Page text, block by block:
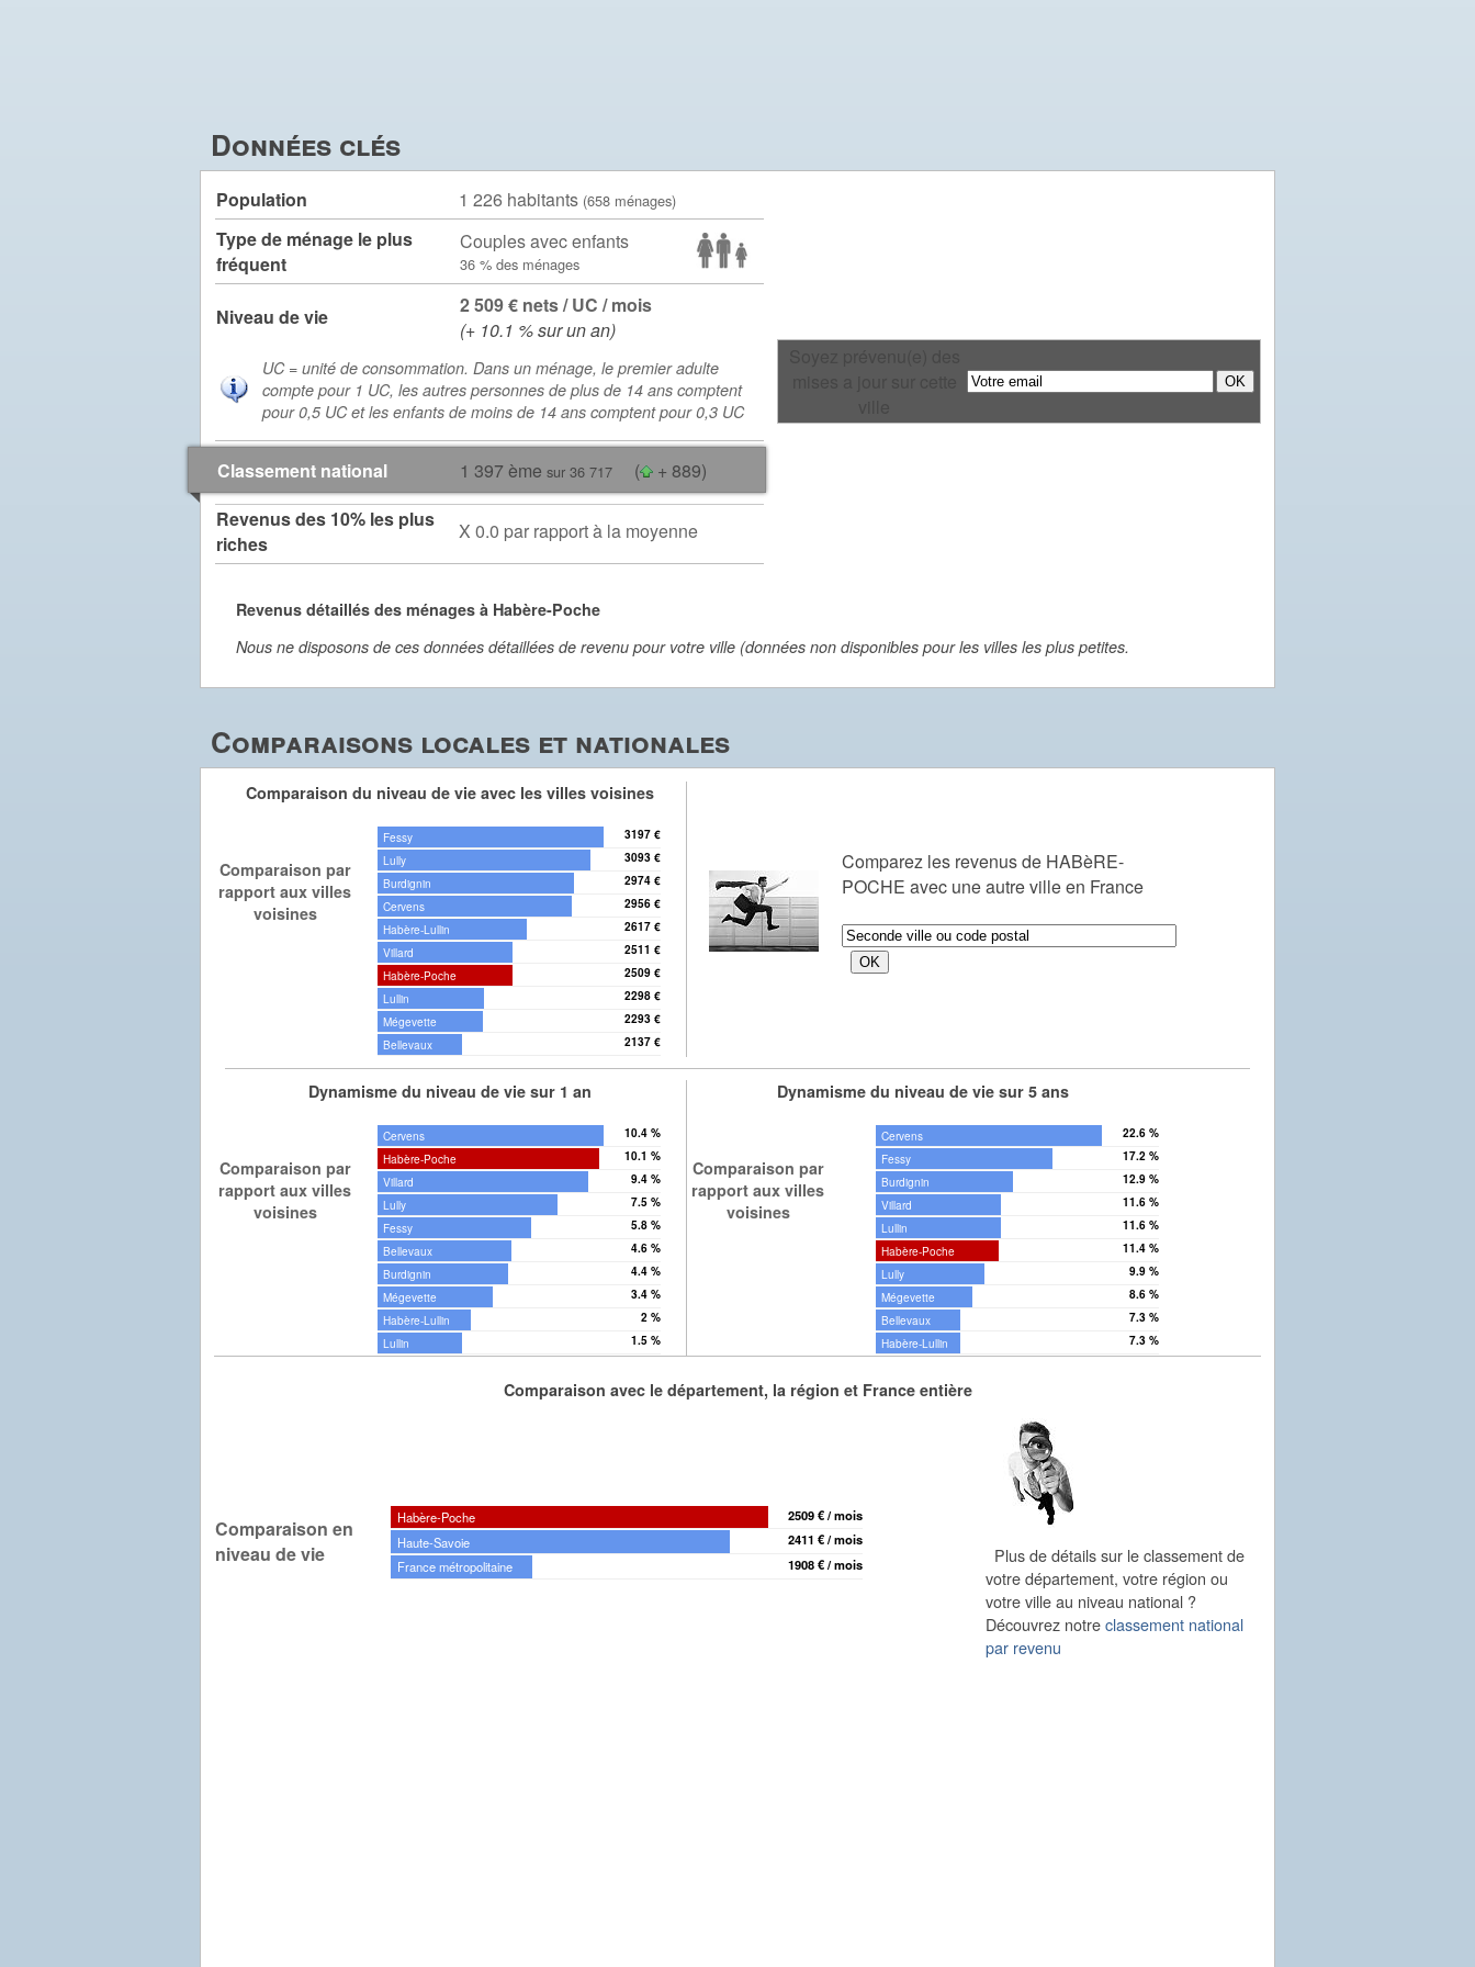
Données clés
Population 1 226 habitants (658 ménages)
Type de ménage le plus
fréquent
Couples avec enfants
36 % des ménages
Niveau de vie
2 509 € nets / UC / mois
(+ 10.1 % sur un an)
UC = unité de consommation. Dans un ménage, le premier adulte
compte pour 1 UC, les autres personnes de plus de 14 ans comptent
pour 0,5 UC et les enfants de moins de 14 ans comptent pour 0,3 UC
Classement national 1 397 ème sur 36 717 (
+ 889)
Revenus des 10% les plus
riches
X 0.0 par rapport à la moyenne
Revenus détaillés des ménages à Habère-Poche
Nous ne disposons de ces données détaillées de revenu pour votre ville (données non disponibles pour les villes les plus petites.
Comparaisons locales et nationales
Comparaison du niveau de vie avec les villes voisines
Comparaison par
rapport aux villes
voisines
Fessy 3197 €
Lully 3093 €
Burdignin 2974 €
Cervens 2956 €
Habère-Lullin 2617 €
Villard 2511 €
Habère-Poche 2509 €
Lullin 2298 €
Mégevette 2293 €
Bellevaux 2137 €
Comparez les revenus de HABèRE-
POCHE avec une autre ville en France
Dynamisme du niveau de vie sur 1 an
Comparaison par
rapport aux villes
voisines
Cervens 10.4 %
Habère-Poche 10.1 %
Villard 9.4 %
Lully 7.5 %
Fessy 5.8 %
Bellevaux 4.6 %
Burdignin 4.4 %
Mégevette 3.4 %
Habère-Lullin 2 %
Lullin 1.5 %
Dynamisme du niveau de vie sur 5 ans
Comparaison par
rapport aux villes
voisines
Cervens 22.6 %
Fessy 17.2 %
Burdignin 12.9 %
Villard 11.6 %
Lullin 11.6 %
Habère-Poche 11.4 %
Lully 9.9 %
Mégevette 8.6 %
Bellevaux 7.3 %
Habère-Lullin 7.3 %
Comparaison avec le département, la région et France entière
Comparaison en
niveau de vie
Habère-Poche
2509 € / mois
Haute-Savoie
2411 € / mois
France métropolitaine
1908 € / mois
Plus de détails sur le classement de
votre département, votre région ou
votre ville au niveau national ?
Découvrez notreclassement national
par revenu